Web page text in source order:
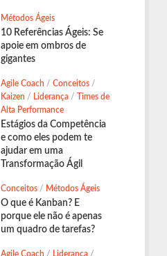
Métodos Ágeis
10 Referências Ágeis: Se
apoie em ombros de
gigantes
Agile Coach / Conceitos /
Kaizen / Liderança / Times de
Alta Performance
Estágios da Competência
e como eles podem te
ajudar em uma
Transformação Ágil
Conceitos / Métodos Ágeis
O que é Kanban? E
porque ele não é apenas
um quadro de tarefas?
Agile Coach / Liderança /